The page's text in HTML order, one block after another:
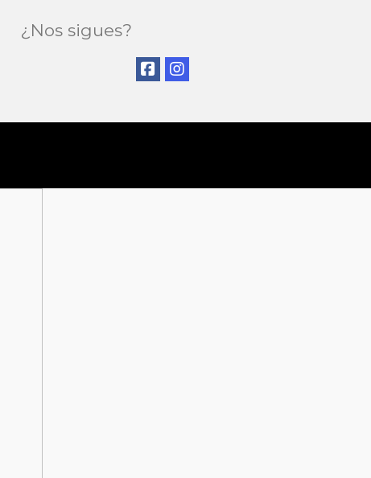
¿Nos sigues?